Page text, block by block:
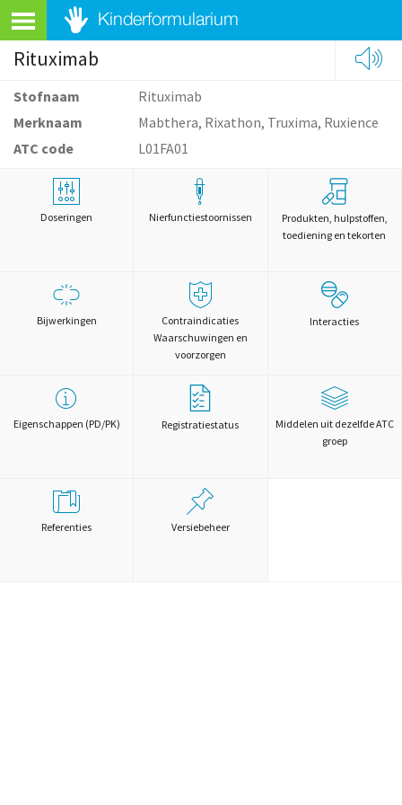
Rituximab
Stofnaam
Rituximab
Merknaam
Mabthera, Rixathon, Truxima, Ruxience
ATC code
L01FA01
Doseringen Nierfunctiestoornissen
Produkten, hulpstoffen,
toediening en tekorten
Bijwerkingen
Contraindicaties
Waarschuwingen en
voorzorgen
Interacties
Eigenschappen (PD/PK) Registratiestatus
Middelen uit dezelfde ATC
groep
Referenties Versiebeheer